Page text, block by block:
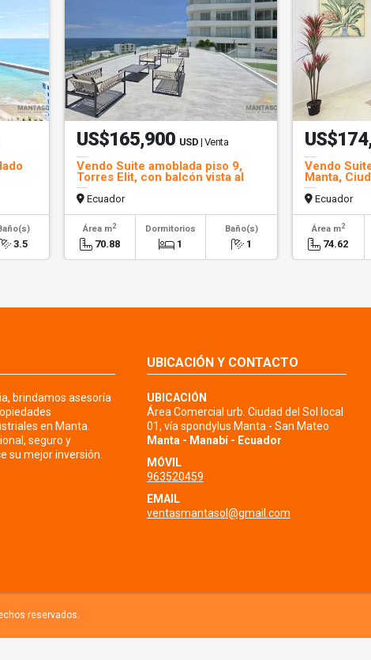
3.5
US$165,900 USD | Venta
Vendo Suite amoblada piso 9,
Torres Elit, con balcón vista al
mar
Ecuador
Área m2
70.88
Dormitorios
1
Baño(s)
1
Vendo
Manta,
Ecuador
Área m2
74.62
brindamos asesoría
en Manta.
seguro y
su mejor inversión.
UBICACIÓN Y CONTACTO
UBICACIÓN
Área Comercial urb. Ciudad del Sol local
01, vía spondylus Manta - San Mateo
Manta - Manabí - Ecuador
MÓVIL
963520459
EMAIL
ventasmantasol@gmail.com
reservados.